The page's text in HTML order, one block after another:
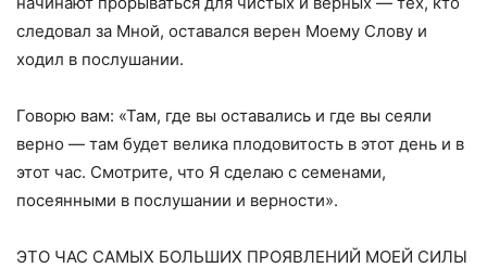
следовал за Мной, оставался верен Моему Слову и
ходил в послушании.
Говорю вам: «Там, где вы оставались и где вы сеяли
верно — там будет велика плодовитость в этот день и в
этот час. Смотрите, что Я сделаю с семенами,
посеянными в послушании и верности».
ЭТО ЧАС САМЫХ БОЛЬШИХ ПРОЯВЛЕНИЙ МОЕЙ СИЛЫ